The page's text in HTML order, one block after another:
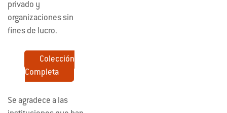
privado y
organizaciones sin
fines de lucro.
Colección
Completa
Se agradece a las